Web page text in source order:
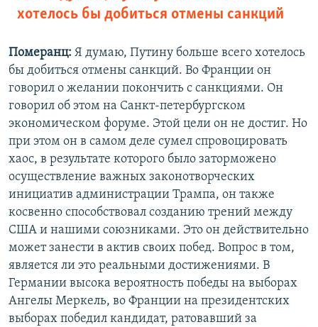
хотелось бы добиться отмены санкций
Померанц: Я думаю, Путину больше всего хотелось
бы добиться отмены санкций. Во Франции он
говорил о желании покончить с санкциями. Он
говорил об этом на Санкт-петербургском
экономическом форуме. Этой цели он не достиг. Но
при этом он в самом деле сумел спровоцировать
хаос, в результате которого было заторможено
осуществление важных законотворческих
инициатив администрации Трампа, он также
косвенно способствовал созданию трений между
США и нашими союзниками. Это он действительно
может занести в актив своих побед. Вопрос в том,
является ли это реальными достижениями. В
Германии высока вероятность победы на выборах
Ангелы Меркель, во Франции на президентских
выборах победил кандидат, ратовавший за